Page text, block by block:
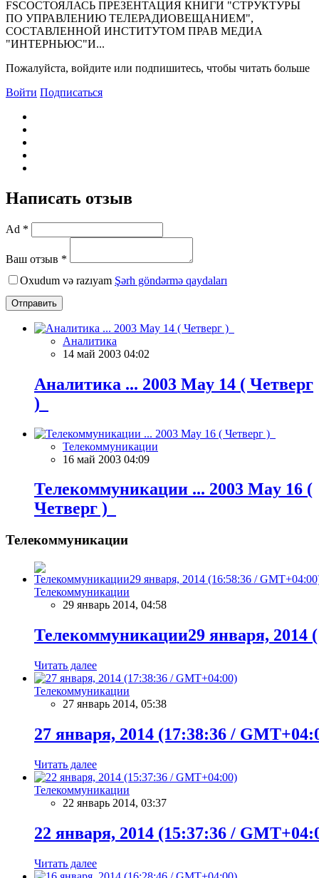
FSСОСТОЯЛАСЬ ПРЕЗЕНТАЦИЯ КНИГИ "СТРУКТУРЫ
ПО УПРАВЛЕНИЮ ТЕЛЕРАДИОВЕЩАНИЕМ",
СОСТАВЛЕННОЙ ИНСТИТУТОМ ПРАВ МЕДИА
"ИНТЕРНЬЮС"И...
Пожалуйста, войдите или подпишитесь, чтобы читать больше
Войти Подписаться
Написать отзыв
Ad *
Ваш отзыв *
Oxudum və razıyam Şərh göndərmə qaydaları
Отправить
Аналитика
14 май 2003 04:02
Аналитика ... 2003 May 14 ( Четверг
)
Телекоммуникации
16 май 2003 04:09
Телекоммуникации ... 2003 May 16 (
Четверг )
Телекоммуникации
Телекоммуникации
29 январь 2014, 04:58
Телекоммуникации29 января, 2014
Читать далее
Телекоммуникации
27 январь 2014, 05:38
27 января, 2014 (17:38:36 /
Читать далее
Телекоммуникации
22 январь 2014, 03:37
22 января, 2014 (15:37:36 /
Читать далее